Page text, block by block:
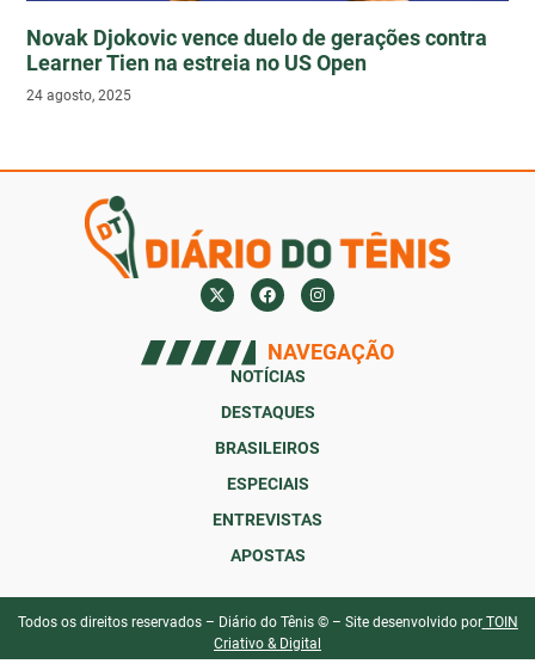
Novak Djokovic vence duelo de gerações contra
Learner Tien na estreia no US Open
24 agosto, 2025
NAVEGAÇÃO
NOTÍCIAS
DESTAQUES
BRASILEIROS
ESPECIAIS
ENTREVISTAS
APOSTAS
Todos os direitos reservados – Diário do Tênis © – Site desenvolvido por TOIN
Criativo & Digital